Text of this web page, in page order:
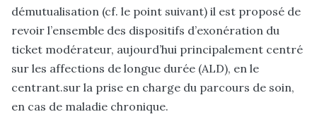
démutualisation (cf. le point suivant) il est proposé de
revoir l’ensemble des dispositifs d’exonération du
ticket modérateur, aujourd’hui principalement centré
sur les affections de longue durée (ALD), en le
centrant.sur la prise en charge du parcours de soin,
en cas de maladie chronique.